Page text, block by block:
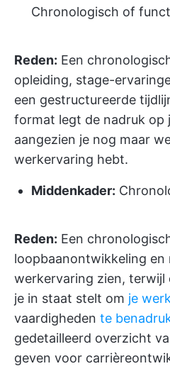
Chronologisch of
Reden: Een
opleiding, stage-
een gestructureerde
format legt de nadruk op
aangezien je nog maar
werkervaring hebt.
Middenkader:
Reden: Een
loopbaanontwikkeling en
werkervaring zien,
je in staat stelt om je
vaardigheden te
gedetailleerd overzicht
geven voor